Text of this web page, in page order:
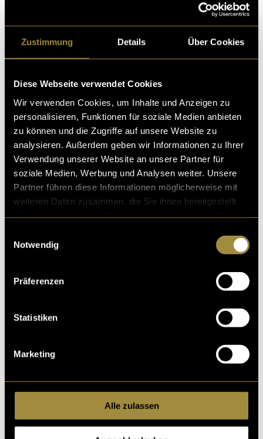
Zustimmung Details Über Cookies
Diese Webseite verwendet Cookies
Wir verwenden Cookies, um Inhalte und Anzeigen zu
personalisieren, Funktionen für soziale Medien anbieten
zu können und die Zugriffe auf unsere Website zu
analysieren. Außerdem geben wir Informationen zu Ihrer
Verwendung unserer Website an unsere Partner für
soziale Medien, Werbung und Analysen weiter. Unsere
Partner führen diese Informationen möglicherweise mit
weiteren Daten zusammen, die Sie ihnen bereitgestellt
Notwendig
Präferenzen
Statistiken
Marketing
Alle zulassen
Benno auf Entdeckungsreise – ein
Kinderbuch über die Vielfalt der Natur
Schon als Kind habe ich gerne Geschichten geschriebe
de am Erzählen ist mir bis heute geblieben.
10. Juni 2025 - vonLynn Hartmann
Hochzeitskarte
Karte verdient. Anstatt eine fertige Hoch
Cocktailbuch der Jahreszeiten
Im Rahmen meines ersten Digezz-Projekts ist ein Cockt
ailbuch entstanden, welches die perfekten Cocktails fü
05. Juni 2025- vonLynn Hartmann